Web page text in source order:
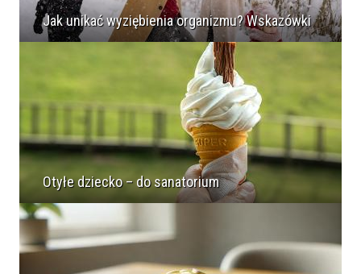
Jak unikać wyziębienia organizmu? Wskazówki
Otyłe dziecko – do sanatorium